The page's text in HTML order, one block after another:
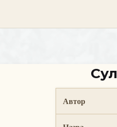
Автор